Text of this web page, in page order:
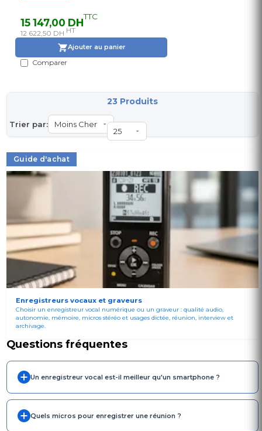
15 147,00 DHTTC
12 622,50 DH HT
Ajouter au panier
Comparer
Trier par:
23 Produits
Guide d'achat
Enregistreurs vocaux et graveurs
Choisir un enregistreur vocal numérique ou un graveur : qualité audio,
autonomie, mémoire, micros stéréo et usages dictée, réunion, interview et
archivage.
Questions fréquentes
Un enregistreur vocal est-il meilleur qu'un smartphone ?
Quels micros pour enregistrer une réunion ?